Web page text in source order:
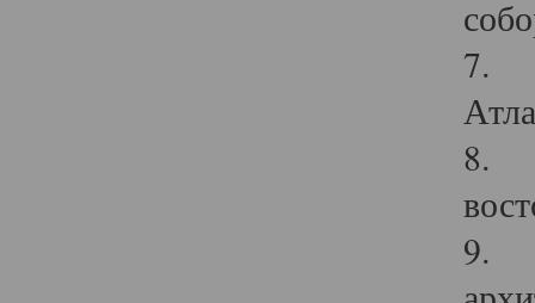
7.
8.
9.